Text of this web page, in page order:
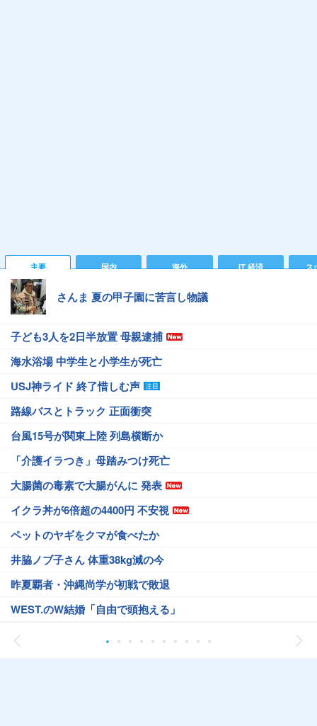
主要 国内 海外 IT 経済 ス
さんま 夏の甲子園に苦言し物議
子ども3人を2日半放置 母親逮捕
海水浴場 中学生と小学生が死亡
USJ神ライド 終了惜しむ声
路線バスとトラック 正面衝突
台風15号が関東上陸 列島横断か
「介護イラつき」母踏みつけ死亡
大腸菌の毒素で大腸がんに 発表
イクラ丼が6倍超の4400円 不安視
ペットのヤギをクマが食べたか
井脇ノブ子さん 体重38kg減の今
昨夏覇者・沖縄尚学が初戦で敗退
WEST.のW結婚「自由で頭抱える」